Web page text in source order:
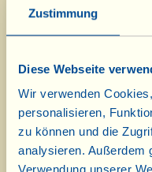
Zustimmung
Diese Webseite
Wir verwenden
personalisieren,
zu können und die
analysieren. Außerdem
Orciolo
ISW
Grappa di Chianti